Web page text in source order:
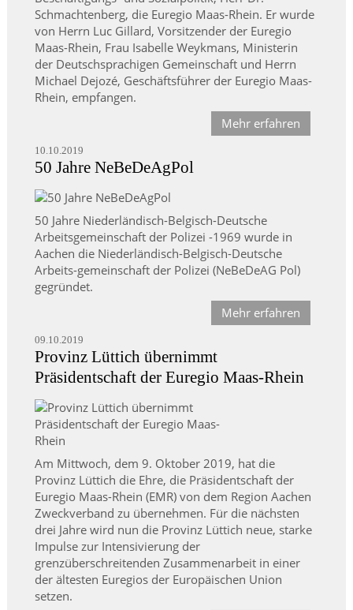
Schmachtenberg, die Euregio Maas-Rhein. Er wurde
von Herrn Luc Gillard, Vorsitzender der Euregio
Maas-Rhein, Frau Isabelle Weykmans, Ministerin
der Deutschsprachigen Gemeinschaft und Herrn
Michael Dejozé, Geschäftsführer der Euregio Maas-
Rhein, empfangen.
Mehr erfahren
10.10.2019
50 Jahre NeBeDeAgPol
50 Jahre Niederländisch-Belgisch-Deutsche
Arbeitsgemeinschaft der Polizei -1969 wurde in
Aachen die Niederländisch-Belgisch-Deutsche
Arbeits-gemeinschaft der Polizei (NeBeDeAG Pol)
gegründet.
Mehr erfahren
09.10.2019
Provinz Lüttich übernimmt
Präsidentschaft der Euregio Maas-Rhein
Am Mittwoch, dem 9. Oktober 2019, hat die
Provinz Lüttich die Ehre, die Präsidentschaft der
Euregio Maas-Rhein (EMR) von dem Region Aachen
Zweckverband zu übernehmen. Für die nächsten
drei Jahre wird nun die Provinz Lüttich neue, starke
Impulse zur Intensivierung der
grenzüberschreitenden Zusammenarbeit in einer
der ältesten Euregios der Europäischen Union
setzen.